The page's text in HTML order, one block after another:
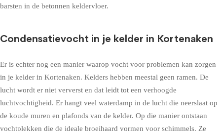
barsten in de betonnen keldervloer.
Condensatievocht in je kelder in Kortenaken
Er is echter nog een manier waarop vocht voor problemen kan zorgen
in je kelder in Kortenaken. Kelders hebben meestal geen ramen. De
lucht wordt er niet ververst en dat leidt tot een verhoogde
luchtvochtigheid. Er hangt veel waterdamp in de lucht die neerslaat op
de koude muren en plafonds van de kelder. Op die manier ontstaan
vochtplekken die de ideale broeihaard vormen voor schimmels. Ze